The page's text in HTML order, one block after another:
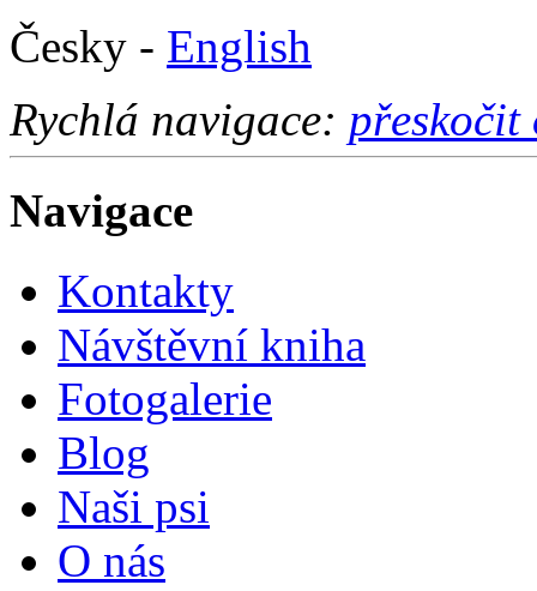
Česky - English
Rychlá navigace: přeskočit
Navigace
Kontakty
Návštěvní kniha
Fotogalerie
Blog
Naši psi
O nás